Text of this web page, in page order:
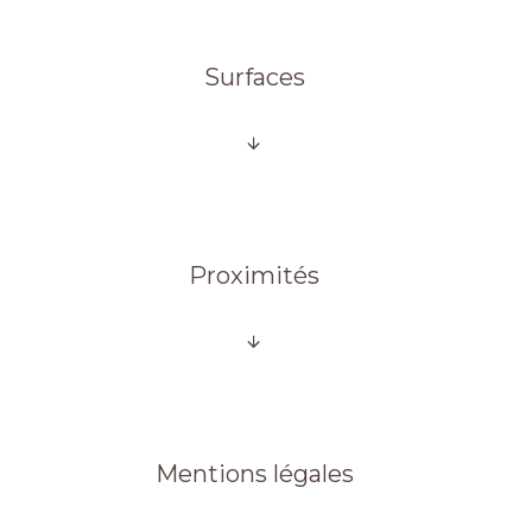
Surfaces
Proximités
Mentions légales